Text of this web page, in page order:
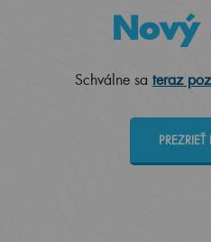
Nový
Schválne sa teraz